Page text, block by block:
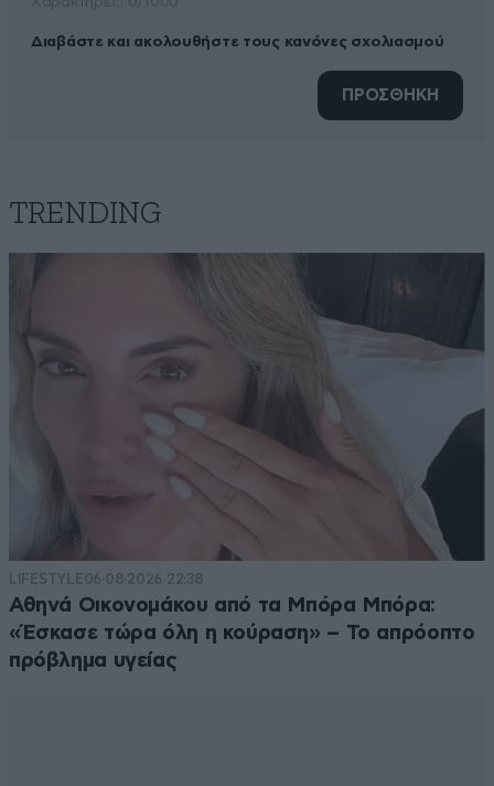
Διαβάστε και ακολουθήστε τους κανόνες σχολιασμού
ΠΡΟΣΘΗΚΗ
TRENDING
LIFESTYLE06·08·2026 22:38
Αθηνά Οικονομάκου από τα Μπόρα Μπόρα:
«Έσκασε τώρα όλη η κούραση» – Το απρόοπτο
πρόβλημα υγείας